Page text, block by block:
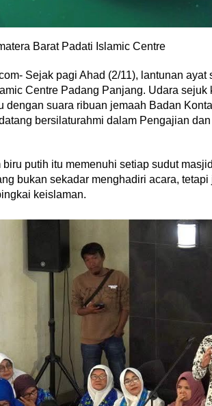
Barat Padati Islamic Centre
Sejak pagi Ahad (2/11), lantunan ayat
Centre Padang Panjang. Udara
dengan suara ribuan jemaah Badan
bersilaturahmi dalam Pengajian
putih itu memenuhi setiap sudut
bukan sekadar menghadiri acara,
keislaman.